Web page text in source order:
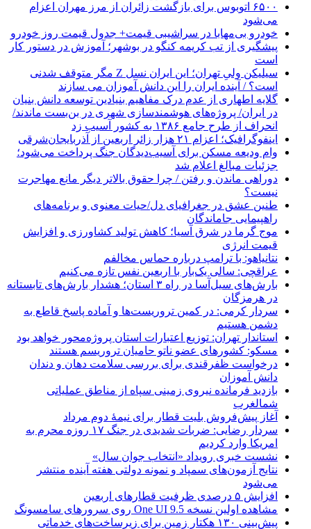
۶۵۰۰ اتوبوس برای بازگشت زائران از مرز مهران اعزام
می‌شود
خودرو بی‌مهابا در سراشیبی قیمت+ جدول قیمت روز خودرو
پیشگیری از تب کریمه کنگو در بوشهر؛ آموزش در دستور کار
است
سیلیکن ولیِ تهران؛ این ایران نسل Z مگر متوقف شدنی
است؟ / آینده ایران را این دانش آموزان می سازند
گلایه اطهاری از عدم درک مفاهیم بنیادین توسعه دانش بنیان
در ایران/ پروژه‌های هوشمندسازی شهری در بن‌بست ماندند/
انحراف از طرح جامع ۱۳۸۶ به کشور آسیب زد
اینفوگرافیک؛ اعزام ۲۱ هزار زائر اربعین از آذربایجان‌شرقی
وام ودیعه مسکن برای آسیب‌دیدگان جنگ پرداخت می‌شود؛
جزئیات مبالغ اعلام شد
دوراهی ماندن و رفتن / چرا حقوق بالاتر دیگر مانع مهاجرت
نیست؟
طنین عشق در جغرافیای دل/حیات معنوی و برنامه‌های
راهپیمایی جاماندگان
موج گرما در شرق آسیا؛ کاهش تولید کشاورزی و افزایش
قیمت انرژی
نتانیاهو: با ترامپ درباره حماس مخالفم
عراقچی: سالی یک‌بار با اربعین نفس تازه می‌کنیم
بارش‌های سیل‌آسا در راه ۳ استان؛ هشدار بارش‌های تابستانه
در هرمزگان
سردار کرمی: در کمین تروریست‌ها و آماده پاسخ قاطع به
دشمن هستیم
استاندار تهران: توزیع اعتبارات استان پروژه‌محور خواهد بود
مسکو: کشورهای عضو ناتو حامیان تروریسم هستند
درخواست ظفرقندی برای بررسی سلامت دهان و دندان
دانش آموزان
بازدید فرمانده نیروی زمینی سپاه از مناطق عملیاتی
شمالغرب
آغاز پیش‌فروش بلیت قطار برای نیمۀ دوم مرداد
سردار رضایی: ضربات شدیدی در جنگ ۱۷ روزه محرم به
امریکا وارد کردیم
نشست خبری رویداد «انتخاب جوان سال»
نتایج آزمون‌های سمپاد و نمونه دولتی هفته آینده منتشر
می‌شود
افزایش ۵ درصدی ظرفیت قطارهای اربعین
مشاهده اولین نسخه One UI 9.5 روی سرورهای سامسونگ
پیش‌بینی ۱۳۰ هکتار زمین برای زیرساخت‌های خدماتی